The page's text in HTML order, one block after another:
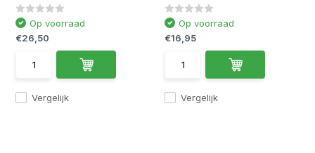
Vergelijk
Op voorraad
€26,50
Vergelijk
Op voorraad
€16,95